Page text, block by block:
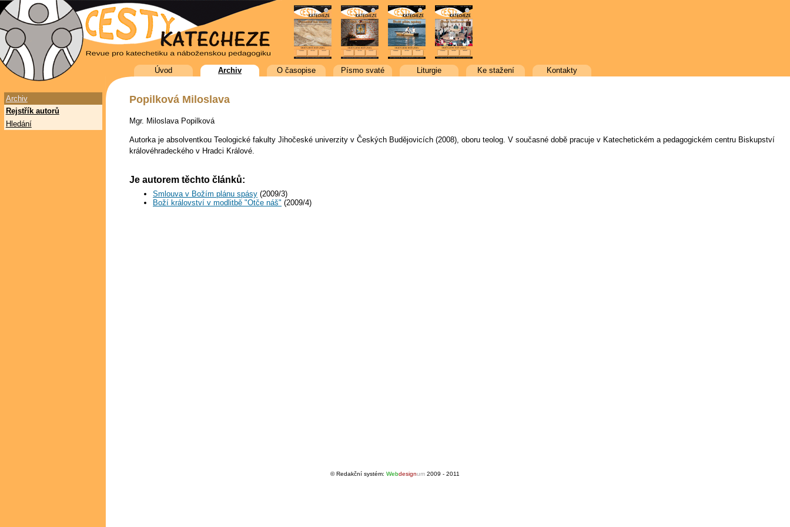
Úvod Archiv O časopise Písmo svaté Liturgie Ke stažení Kontakty
Archiv
Rejstřík autorů
Hledání
Popilková Miloslava
Mgr. Miloslava Popilková
Autorka je absolventkou Teologické fakulty Jihočeské univerzity v Českých Budějovicích (2008), oboru teolog. V současné době pracuje v Katechetickém a pedagogickém centru Biskupství
královéhradeckého v Hradci Králové.
Je autorem těchto článků:
Smlouva v Božím plánu spásy (2009/3)
Boží království v modlitbě "Otče náš" (2009/4)
© Redakční systém: Webdesignum 2009 - 2011